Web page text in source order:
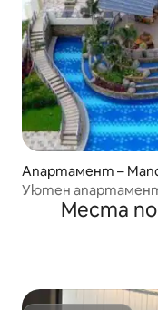
Апартамент –
Уютен апартамент
Места